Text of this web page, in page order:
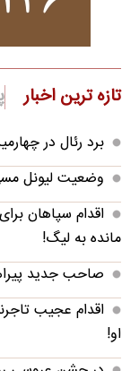
تازه ترین اخبار
برد رئال در
وضعیت لیونل
اقدام سپاهان
مانده به لیگ!
صاحب جدید
اقدام عجیب
او!